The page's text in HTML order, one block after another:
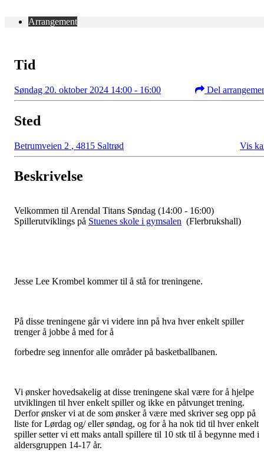
Arrangement
Tid
Søndag 20. oktober 2024 14:00 - 16:00 Del
Sted
Betrumveien 2 , 4815 Saltrød Vis
Beskrivelse
Velkommen til Arendal Titans Søndag (14:00 - 16:00)
Spillerutviklings på Stuenes skole i gymsalen (Flerbrukshall)
Jesse Lee Krombel kommer til å stå for treningene.
På disse treningene går vi videre inn på hva hver enkelt spiller
trenger å jobbe å med for å
forbedre seg innenfor alle områder på basketballbanen.
Vi ønsker hovedsakelig at disse treningene skal være for å hjelpe
utviklingen til hver enkelt spiller og ikke en påtvunget trening.
Derfor ønsker vi at de som ønsker å være med skriver seg opp på
liste for Lørdag og/ eller søndag, og for å ha nok tid til hver enkelt
spiller setter vi ett maks antall spillere til 10 stk til å begynne med i
aldersgruppen 14-17 år.